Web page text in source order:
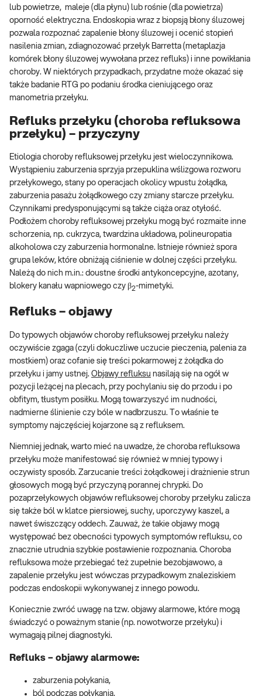
lub powietrze, maleje (dla płynu) lub rośnie (dla powietrza)
oporność elektryczna. Endoskopia wraz z biopsją błony śluzowej
pozwala rozpoznać zapalenie błony śluzowej i ocenić stopień
nasilenia zmian, zdiagnozować przełyk Barretta (metaplazja
komórek błony śluzowej wywołana przez refluks) i inne powikłania
choroby. W niektórych przypadkach, przydatne może okazać się
także badanie RTG po podaniu środka cieniującego oraz
manometria przełyku.
Refluks przełyku (choroba refluksowa
przełyku) – przyczyny
Etiologia choroby refluksowej przełyku jest wieloczynnikowa.
Wystąpieniu zaburzenia sprzyja przepuklina wślizgowa rozworu
przełykowego, stany po operacjach okolicy wpustu żołądka,
zaburzenia pasażu żołądkowego czy zmiany starcze przełyku.
Czynnikami predysponującymi są także ciąża oraz otyłość.
Podłożem choroby refluksowej przełyku mogą być rozmaite inne
schorzenia, np. cukrzyca, twardzina układowa, polineuropatia
alkoholowa czy zaburzenia hormonalne. Istnieje również spora
grupa leków, które obniżają ciśnienie w dolnej części przełyku.
Należą do nich m.in.: doustne środki antykoncepcyjne, azotany,
blokery kanału wapniowego czy β2-mimetyki.
Refluks – objawy
Do typowych objawów choroby refluksowej przełyku należy
oczywiście zgaga (czyli dokuczliwe uczucie pieczenia, palenia za
mostkiem) oraz cofanie się treści pokarmowej z żołądka do
przełyku i jamy ustnej. Objawy refluksu nasilają się na ogół w
pozycji leżącej na plecach, przy pochylaniu się do przodu i po
obfitym, tłustym posiłku. Mogą towarzyszyć im nudności,
nadmierne ślinienie czy bóle w nadbrzuszu. To właśnie te
symptomy najczęściej kojarzone są z refluksem.
Niemniej jednak, warto mieć na uwadze, że choroba refluksowa
przełyku może manifestować się również w mniej typowy i
oczywisty sposób. Zarzucanie treści żołądkowej i drażnienie strun
głosowych mogą być przyczyną porannej chrypki. Do
pozaprzełykowych objawów refluksowej choroby przełyku zalicza
się także ból w klatce piersiowej, suchy, uporczywy kaszel, a
nawet świszczący oddech. Zauważ, że takie objawy mogą
występować bez obecności typowych symptomów refluksu, co
znacznie utrudnia szybkie postawienie rozpoznania. Choroba
refluksowa może przebiegać też zupełnie bezobjawowo, a
zapalenie przełyku jest wówczas przypadkowym znaleziskiem
podczas endoskopii wykonywanej z innego powodu.
Koniecznie zwróć uwagę na tzw. objawy alarmowe, które mogą
świadczyć o poważnym stanie (np. nowotworze przełyku) i
wymagają pilnej diagnostyki.
Refluks – objawy alarmowe:
zaburzenia połykania,
ból podczas połykania,